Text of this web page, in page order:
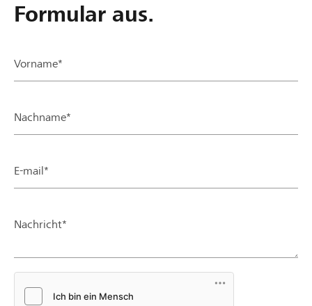
Formular aus.
Vorname*
Nachname*
E-mail*
Nachricht*